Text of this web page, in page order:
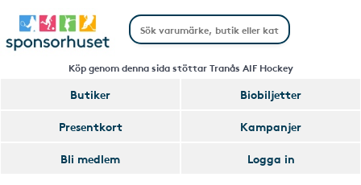
Köp genom denna sida stöttar Tranås AIF Hockey
Butiker
Biobiljetter
Presentkort
Kampanjer
Bli medlem
Logga in